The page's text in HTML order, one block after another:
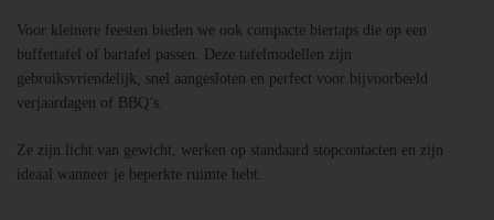
Voor kleinere feesten bieden we ook compacte biertaps die op een
buffettafel of bartafel passen. Deze tafelmodellen zijn
gebruiksvriendelijk, snel aangesloten en perfect voor bijvoorbeeld
verjaardagen of BBQ’s.
Ze zijn licht van gewicht, werken op standaard stopcontacten en zijn
ideaal wanneer je beperkte ruimte hebt.